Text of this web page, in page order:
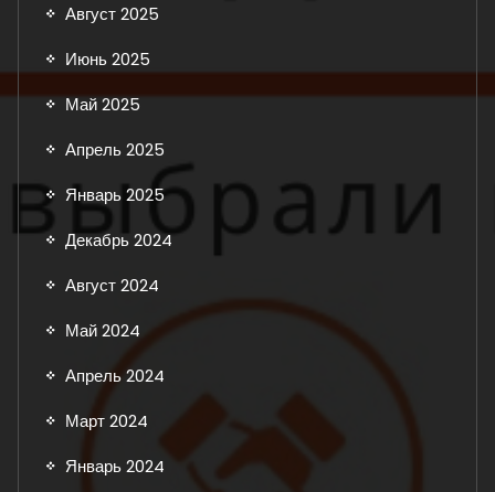
Август 2025
Июнь 2025
Май 2025
Апрель 2025
Январь 2025
Декабрь 2024
Август 2024
Май 2024
Апрель 2024
Март 2024
Январь 2024